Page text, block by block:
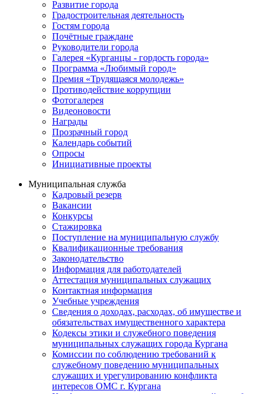
Развитие города
Градостроительная деятельность
Гостям города
Почётные граждане
Руководители города
Галерея «Курганцы - гордость города»
Программа «Любимый город»
Премия «Трудящаяся молодежь»
Противодействие коррупции
Фотогалерея
Видеоновости
Награды
Прозрачный город
Календарь событий
Опросы
Инициативные проекты
Муниципальная служба
Кадровый резерв
Вакансии
Конкурсы
Стажировка
Поступление на муниципальную службу
Квалификационные требования
Законодательство
Информация для работодателей
Аттестация муниципальных служащих
Контактная информация
Учебные учреждения
Сведения о доходах, расходах, об имуществе и
обязательствах имущественного характера
Кодексы этики и служебного поведения
муниципальных служащих города Кургана
Комиссии по соблюдению требований к
служебному поведению муниципальных
служащих и урегулированию конфликта
интересов ОМС г. Кургана